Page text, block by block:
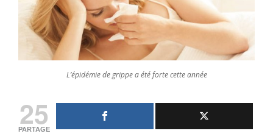
L’épidémie de grippe a été forte cette année
25
PARTAGE